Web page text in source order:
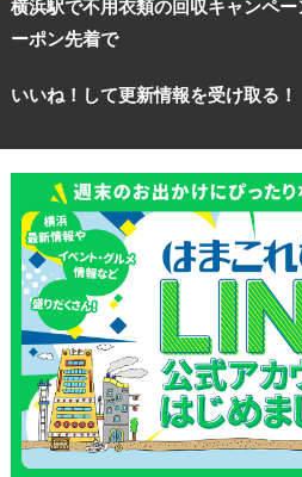
横浜駅で不用衣類の回収キャンペ
ーポン先着で
いいね！して更新情報を受け取る！